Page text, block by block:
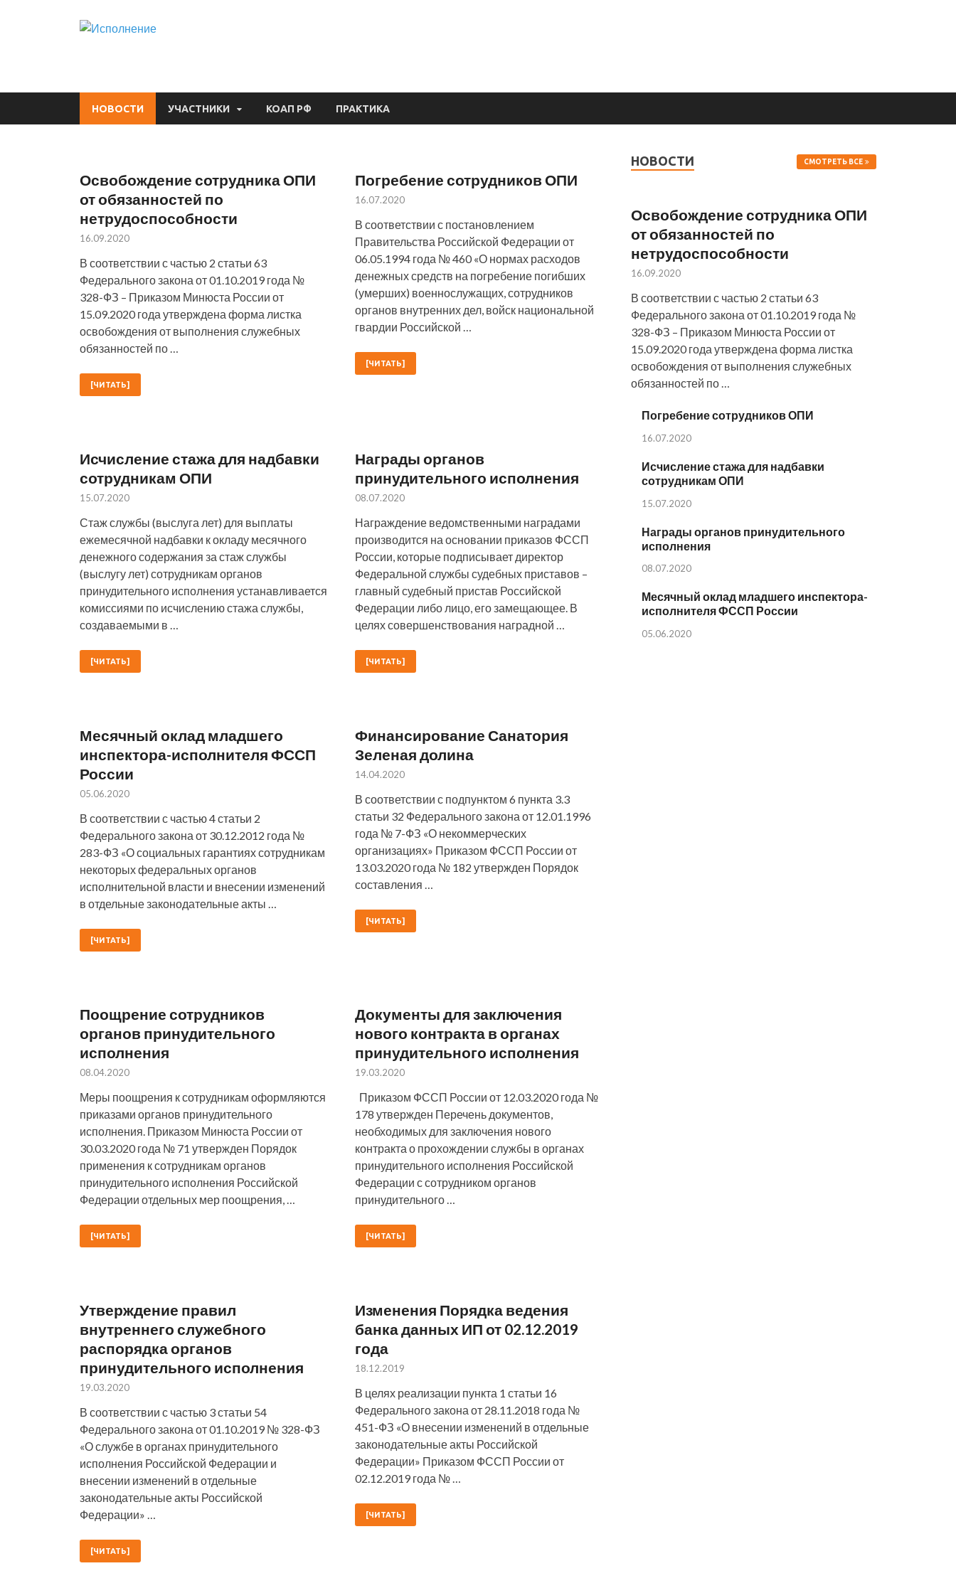
НОВОСТИ УЧАСТНИКИ КОАП РФ ПРАКТИКА
Освобождение сотрудника ОПИ
от обязанностей по
нетрудоспособности
16.09.2020
В соответствии с частью 2 статьи 63
Федерального закона от 01.10.2019 года №
328-ФЗ – Приказом Минюста России от
15.09.2020 года утверждена форма листка
освобождения от выполнения служебных
обязанностей по …
[ЧИТАТЬ]
Погребение сотрудников ОПИ
16.07.2020
В соответствии с постановлением
Правительства Российской Федерации от
06.05.1994 года № 460 «О нормах расходов
денежных средств на погребение погибших
(умерших) военнослужащих, сотрудников
органов внутренних дел, войск национальной
гвардии Российской …
[ЧИТАТЬ]
Исчисление стажа для надбавки
сотрудникам ОПИ
15.07.2020
Стаж службы (выслуга лет) для выплаты
ежемесячной надбавки к окладу месячного
денежного содержания за стаж службы
(выслугу лет) сотрудникам органов
принудительного исполнения устанавливается
комиссиями по исчислению стажа службы,
создаваемыми в …
[ЧИТАТЬ]
Награды органов
принудительного исполнения
08.07.2020
Награждение ведомственными наградами
производится на основании приказов ФССП
России, которые подписывает директор
Федеральной службы судебных приставов –
главный судебный пристав Российской
Федерации либо лицо, его замещающее. В
целях совершенствования наградной …
[ЧИТАТЬ]
Месячный оклад младшего
инспектора-исполнителя ФССП
России
05.06.2020
В соответствии с частью 4 статьи 2
Федерального закона от 30.12.2012 года №
283-ФЗ «О социальных гарантиях сотрудникам
некоторых федеральных органов
исполнительной власти и внесении изменений
в отдельные законодательные акты …
[ЧИТАТЬ]
Финансирование Санатория
Зеленая долина
14.04.2020
В соответствии с подпунктом 6 пункта 3.3
статьи 32 Федерального закона от 12.01.1996
года № 7-ФЗ «О некоммерческих
организациях» Приказом ФССП России от
13.03.2020 года № 182 утвержден Порядок
составления …
[ЧИТАТЬ]
Поощрение сотрудников
органов принудительного
исполнения
08.04.2020
Меры поощрения к сотрудникам оформляются
приказами органов принудительного
исполнения. Приказом Минюста России от
30.03.2020 года № 71 утвержден Порядок
применения к сотрудникам органов
принудительного исполнения Российской
Федерации отдельных мер поощрения, …
[ЧИТАТЬ]
Документы для заключения
нового контракта в органах
принудительного исполнения
19.03.2020
Приказом ФССП России от 12.03.2020 года №
178 утвержден Перечень документов,
необходимых для заключения нового
контракта о прохождении службы в органах
принудительного исполнения Российской
Федерации с сотрудником органов
принудительного …
[ЧИТАТЬ]
Утверждение правил
внутреннего служебного
распорядка органов
принудительного исполнения
19.03.2020
В соответствии с частью 3 статьи 54
Федерального закона от 01.10.2019 № 328-ФЗ
«О службе в органах принудительного
исполнения Российской Федерации и
внесении изменений в отдельные
законодательные акты Российской
Федерации» …
[ЧИТАТЬ]
Изменения Порядка ведения
банка данных ИП от 02.12.2019
года
18.12.2019
В целях реализации пункта 1 статьи 16
Федерального закона от 28.11.2018 года №
451-ФЗ «О внесении изменений в отдельные
законодательные акты Российской
Федерации» Приказом ФССП России от
02.12.2019 года № …
[ЧИТАТЬ]
НОВОСТИ СМОТРЕТЬ ВСЕ
Освобождение сотрудника ОПИ
от обязанностей по
нетрудоспособности
16.09.2020
В соответствии с частью 2 статьи 63
Федерального закона от 01.10.2019 года №
328-ФЗ – Приказом Минюста России от
15.09.2020 года утверждена форма листка
освобождения от выполнения служебных
обязанностей по …
Погребение сотрудников ОПИ
16.07.2020
Исчисление стажа для надбавки
сотрудникам ОПИ
15.07.2020
Награды органов принудительного
исполнения
08.07.2020
Месячный оклад младшего инспектора-
исполнителя ФССП России
05.06.2020